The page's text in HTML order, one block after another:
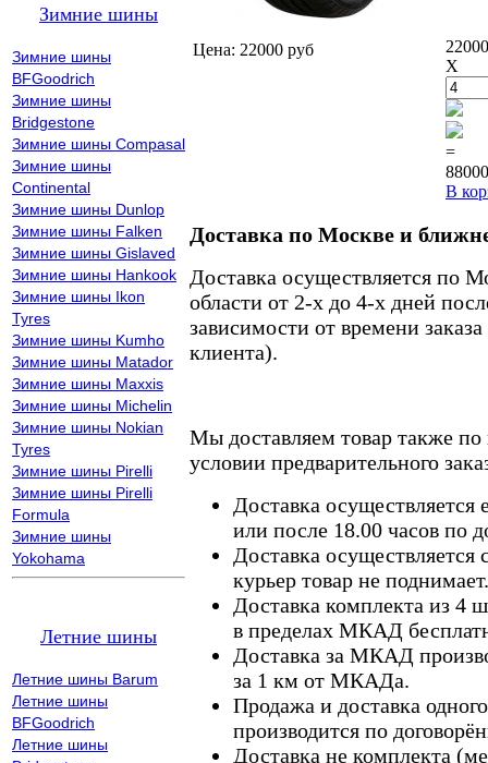
Зимние шины
Зимние шины
BFGoodrich
Зимние шины
Bridgestone
Зимние шины Compasal
Зимние шины
Continental
Зимние шины Dunlop
Зимние шины Falken
Зимние шины Gislaved
Зимние шины Hankook
Зимние шины Ikon
Tyres
Зимние шины Kumho
Зимние шины Matador
Зимние шины Maxxis
Зимние шины Michelin
Зимние шины Nokian
Tyres
Зимние шины Pirelli
Зимние шины Pirelli
Formula
Зимние шины
Yokohama
Летние шины
Летние шины Barum
Летние шины
BFGoodrich
Летние шины
Цена: 22000 руб
X
=
В
Доставка по Москве и
Доставка осуществляется по
области от 2-х до 4-х дней
зависимости от времени
клиента).
Мы доставляем товар также
условии предварительного
Доставка осуществляется
или после 18.00 часов по
Доставка осуществляется
курьер товар не поднимает.
Доставка комплекта из 4
в пределах МКАД
Доставка за МКАД
за 1 км от МКАДа.
Продажа и доставка
производится по
Доставка не комплекта